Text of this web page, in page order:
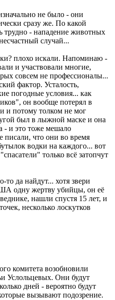
не было - они
сразу же. По какой
трудно - нападение животных
случай...
плохо искали. Напоминаю -
и участвовали многие,
совсем не профессионалы...
фактор. Усталость,
погодные условия... как
он вообще потерял в
и потому толком не мог
был в лыжной маске и она
- и это тоже мешало
писали, что они во время
водки на каждого... вот
только всё затопчут
да найдут... хотя звери
одну жертву убийцы, он её
нашли спустя 15 лет, и
несколько лоскутков
комитета возобновили
Услольцевых. Они будут
дней - вероятно будут
вызывают подозрение.